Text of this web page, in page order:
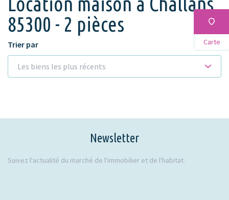
85300 - 2 pièces
Carte
Trier par
Les biens les plus récents
Newsletter
Suivez l'actualité du marché de l'immobilier et de l'habitat.